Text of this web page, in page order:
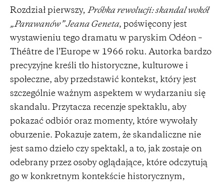
Rozdział pierwszy, Próbka rewolucji: skandal wokół
„Parawanów” Jeana Geneta, poświęcony jest
wystawieniu tego dramatu w paryskim Odéon –
Théâtre de l’Europe w 1966 roku. Autorka bardzo
precyzyjne kreśli tło historyczne, kulturowe i
społeczne, aby przedstawić kontekst, który jest
szczególnie ważnym aspektem w wydarzaniu się
skandalu. Przytacza recenzje spektaklu, aby
pokazać odbiór oraz momenty, które wywołały
oburzenie. Pokazuje zatem, że skandaliczne nie
jest samo dzieło czy spektakl, a to, jak zostaje on
odebrany przez osoby oglądające, które odczytują
go w konkretnym kontekście historycznym,